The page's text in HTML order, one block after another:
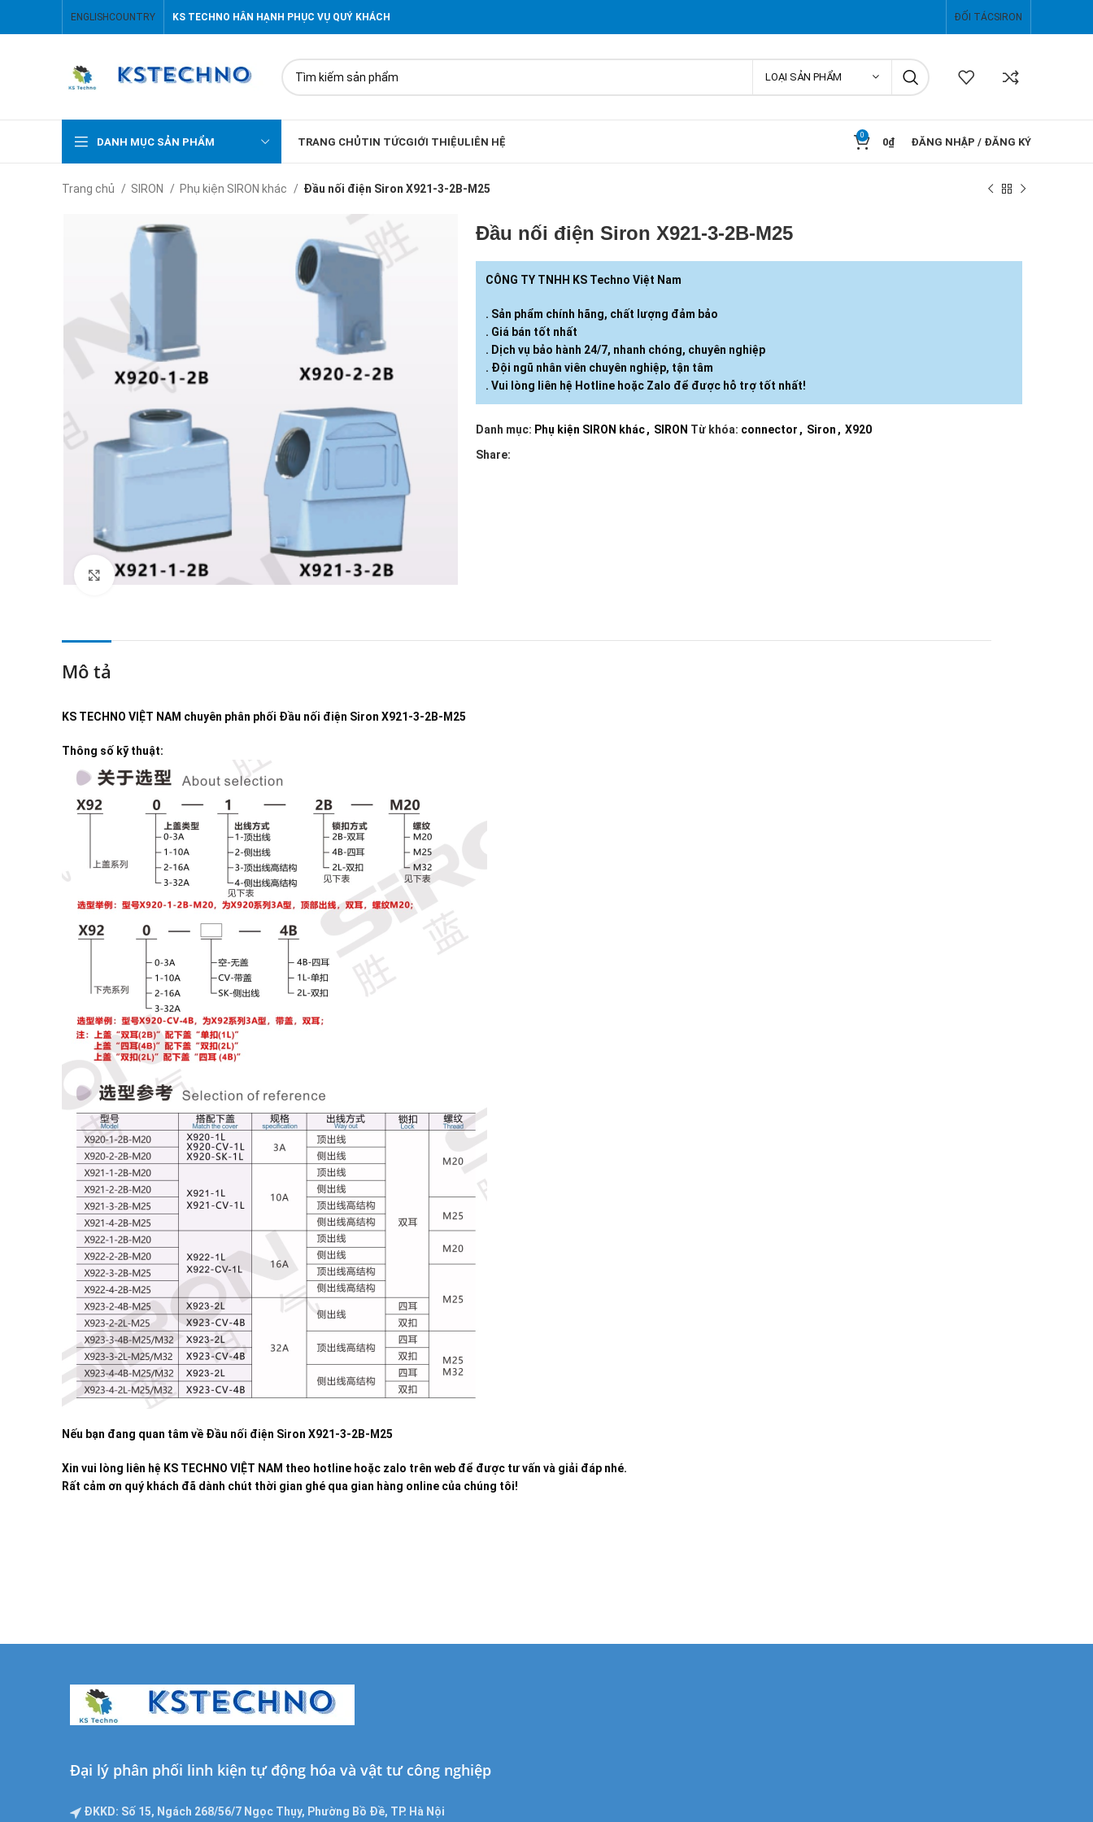
ENGLISH COUNTRY KS TECHNO HÂN HẠNH PHỤC VỤ QUÝ KHÁCH ĐỐI TÁCSIRON
LOẠI SẢN PHẨM
DANH MỤC SẢN PHẨM TRANG CHỦTIN TỨCGIỚI THIỆULIÊN HỆ
0
0₫ ĐĂNG NHẬP / ĐĂNG KÝ
Trang chủ SIRON Phụ kiện SIRON khác Đầu nối điện Siron X921-3-2B-M25
Click to enlarge
Đầu nối điện Siron X921-3-2B-M25
CÔNG TY TNHH KS Techno Việt Nam
. Sản phẩm chính hãng, chất lượng đảm bảo
. Giá bán tốt nhất
. Dịch vụ bảo hành 24/7, nhanh chóng, chuyên nghiệp
. Đội ngũ nhân viên chuyên nghiệp, tận tâm
. Vui lòng liên hệ Hotline hoặc Zalo để được hỗ trợ tốt nhất!
Danh mục: Phụ kiện SIRON khác, SIRON Từ khóa: connector , Siron , X920
Share:
Mô tả
KS TECHNO VIỆT NAM chuyên phân phối Đầu nối điện Siron X921-3-2B-M25
Thông số kỹ thuật:
Nếu bạn đang quan tâm về Đầu nối điện Siron X921-3-2B-M25
Xin vui lòng liên hệ KS TECHNO VIỆT NAM theo hotline hoặc zalo trên web để được tư vấn và giải đáp nhé.
Rất cảm ơn quý khách đã dành chút thời gian ghé qua gian hàng online của chúng tôi!
Đại lý phân phối linh kiện tự động hóa và vật tư công nghiệp
ĐKKD: Số 15, Ngách 268/56/7 Ngọc Thụy, Phường Bồ Đề, TP. Hà Nội